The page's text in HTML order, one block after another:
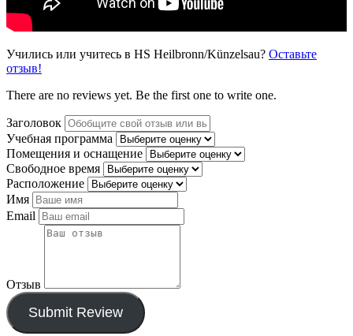
Учились или учитесь в HS Heilbronn/Künzelsau? Оставьте
отзыв!
There are no reviews yet. Be the first one to write one.
Заголовок
Учебная программа
Помещения и оснащение
Свободное время
Расположение
Имя
Email
Отзыв
Submit Review